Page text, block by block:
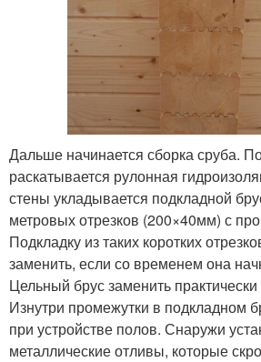
Дальше начинается сборка сруба.
раскатывается рулонная
стены укладывается подкладной
метровых отрезков (200×40мм) с
Подкладку из таких коротких
заменить, если со временем она
Цельный брус заменить
Изнутри промежутки в подкладном
при устройстве полов. Снаружи
металлические отливы, которые